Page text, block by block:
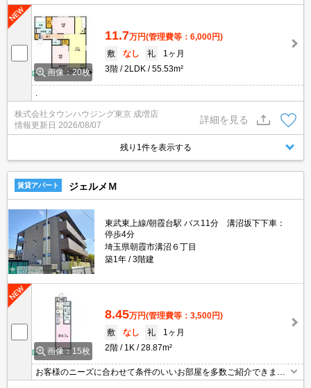
画像：20枚
11.7万円(管理費等：6,000円)
敷
なし 礼
1ヶ月
3階
2LDK 55.53m²
株式会社タウンハウジング東京 成増店
情報更新日 2026/08/07
詳細を見る
残り1件を表示する
賃貸アパート ジェルメＭ
東武東上線/朝霞台駅 バス11分 溝沼坂下下車：
停歩4分
埼玉県朝霞市溝沼６丁目
築1年
3階建
画像：15枚
8.45万円(管理費等：3,500円)
敷
なし 礼
1ヶ月
2階
1K 28.87m²
お客様のニーズに合わせて条件のいいお部屋を多数ご紹介できます♪
情報数No.1のタウンハウジングまで是非お問い合わせください！